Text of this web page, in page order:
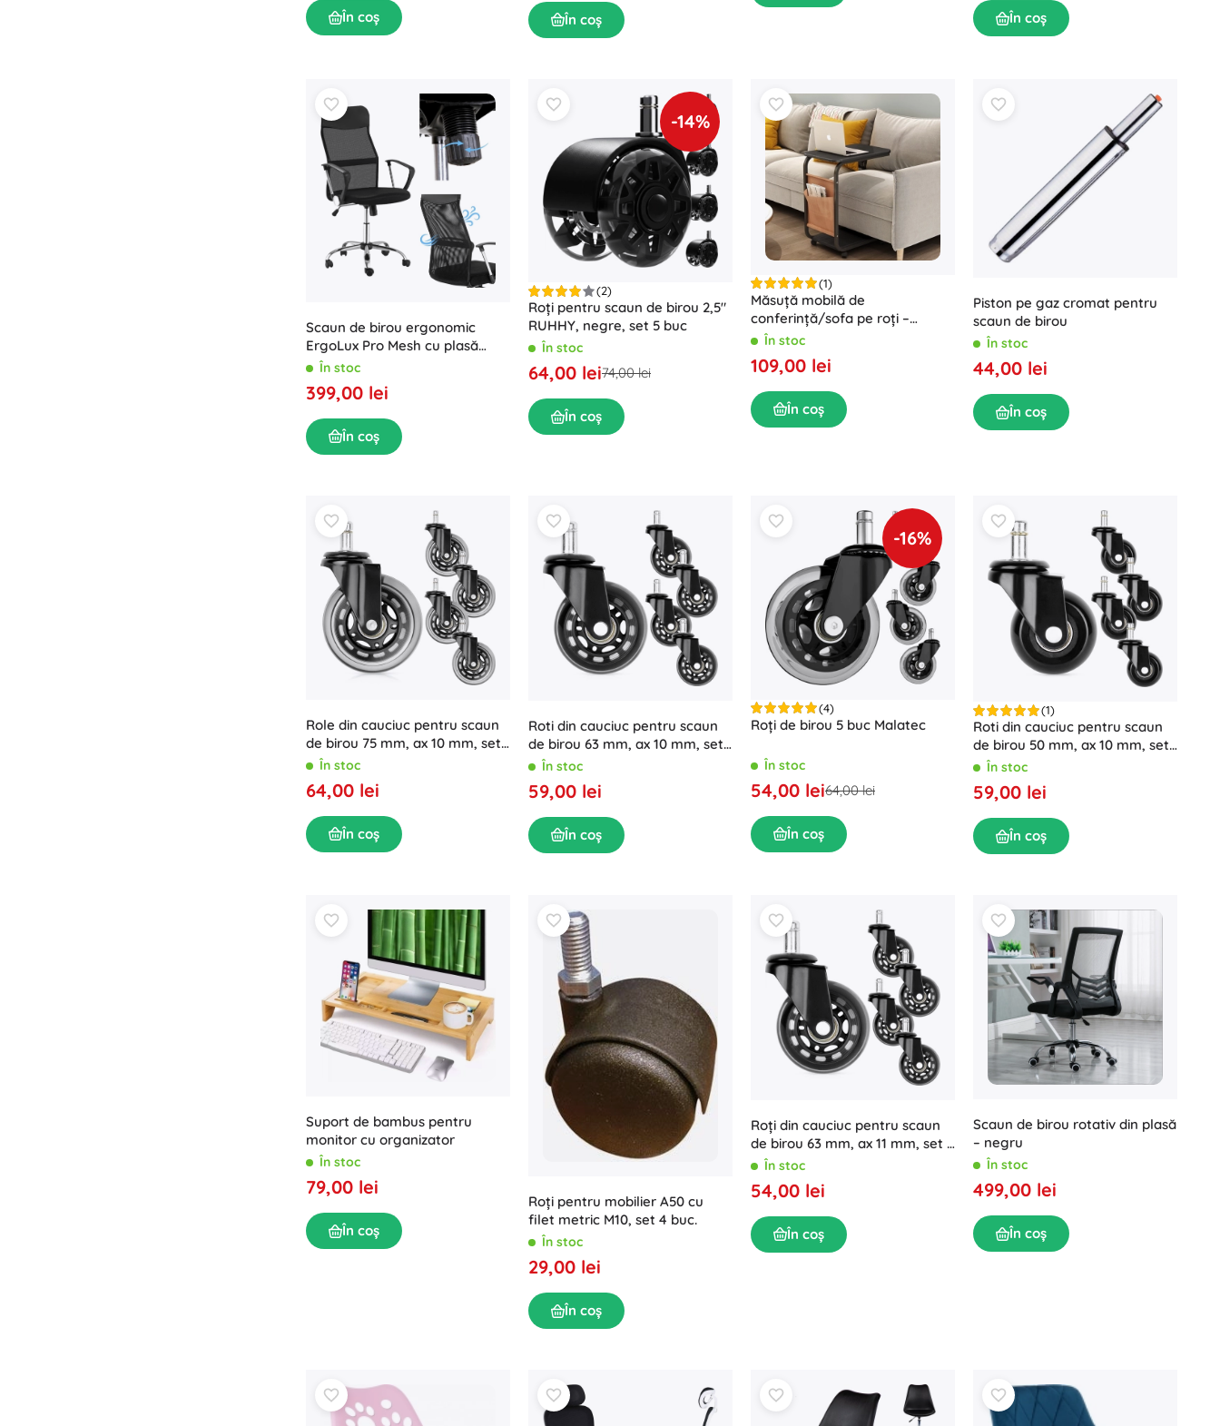
În coș În coș În coș
Scaun de birou ergonomic
ErgoLux Pro Mesh cu plasă
respirabilă
În stoc
399,00 lei
În coș
-14%
(2)
Roți pentru scaun de birou 2,5"
RUHHY, negre, set 5 buc
În stoc
64,00 lei74,00 lei
În coș
(1)
Măsuță mobilă de
conferință/sofa pe roți –
neagră
În stoc
109,00 lei
În coș
Piston pe gaz cromat pentru
scaun de birou
În stoc
44,00 lei
În coș
Role din cauciuc pentru scaun
de birou 75 mm, ax 10 mm, set
5 buc
În stoc
64,00 lei
În coș
Roti din cauciuc pentru scaun
de birou 63 mm, ax 10 mm, set
5 buc
În stoc
59,00 lei
În coș
-16%
(4)
Roți de birou 5 buc Malatec
În stoc
54,00 lei64,00 lei
În coș
(1)
Roti din cauciuc pentru scaun
de birou 50 mm, ax 10 mm, set
5 buc
În stoc
59,00 lei
În coș
Suport de bambus pentru
monitor cu organizator
În stoc
79,00 lei
În coș
Roți pentru mobilier A50 cu
filet metric M10, set 4 buc.
În stoc
29,00 lei
În coș
Roți din cauciuc pentru scaun
de birou 63 mm, ax 11 mm, set 5
bucÎn stoc
54,00 lei
În coș
Scaun de birou rotativ din plasă
– negru
În stoc
499,00 lei
În coș